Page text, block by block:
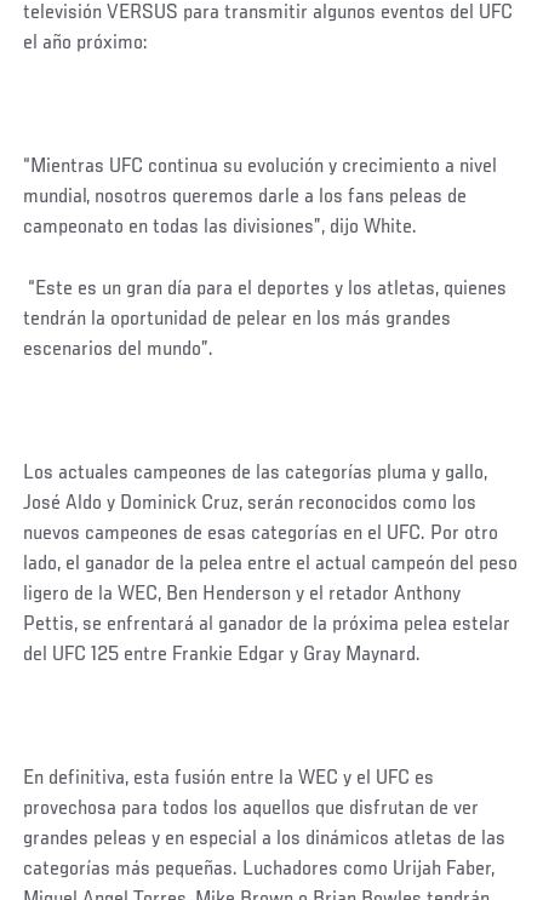
televisión VERSUS para transmitir algunos eventos del UFC
el año próximo:
“Mientras UFC continua su evolución y crecimiento a nivel
mundial, nosotros queremos darle a los fans peleas de
campeonato en todas las divisiones”, dijo White.
“Este es un gran día para el deportes y los atletas, quienes
tendrán la oportunidad de pelear en los más grandes
escenarios del mundo”.
Los actuales campeones de las categorías pluma y gallo,
José Aldo y Dominick Cruz, serán reconocidos como los
nuevos campeones de esas categorías en el UFC. Por otro
lado, el ganador de la pelea entre el actual campeón del peso
ligero de la WEC, Ben Henderson y el retador Anthony
Pettis, se enfrentará al ganador de la próxima pelea estelar
del UFC 125 entre Frankie Edgar y Gray Maynard.
En definitiva, esta fusión entre la WEC y el UFC es
provechosa para todos los aquellos que disfrutan de ver
grandes peleas y en especial a los dinámicos atletas de las
categorías más pequeñas. Luchadores como Urijah Faber,